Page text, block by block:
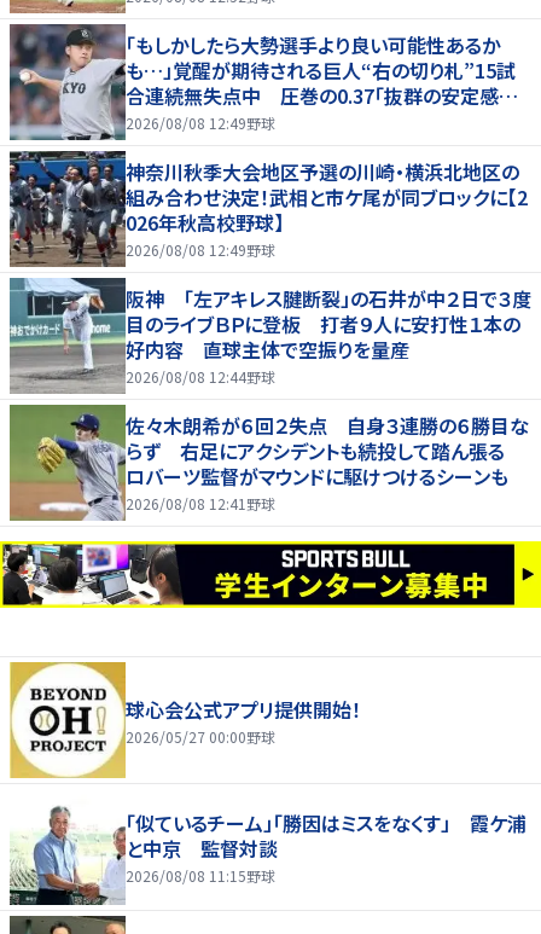
「もしかしたら大勢選手より良い可能性あるか
も…」覚醒が期待される巨人“右の切り札”15試
合連続無失点中 圧巻の0.37「抜群の安定感を
持っている」
2026/08/08 12:49野球
神奈川秋季大会地区予選の川崎・横浜北地区の
組み合わせ決定！武相と市ケ尾が同ブロックに【2
026年秋高校野球】
2026/08/08 12:49野球
阪神 「左アキレス腱断裂」の石井が中２日で３度
目のライブＢＰに登板 打者９人に安打性１本の
好内容 直球主体で空振りを量産
2026/08/08 12:44野球
佐々木朗希が６回２失点 自身３連勝の６勝目な
らず 右足にアクシデントも続投して踏ん張る
ロバーツ監督がマウンドに駆けつけるシーンも
2026/08/08 12:41 野球
球心会公式アプリ提供開始！
2026/05/27 00:00野球
「似ているチーム」「勝因はミスをなくす」 霞ケ浦
と中京 監督対談
2026/08/08 11:15野球